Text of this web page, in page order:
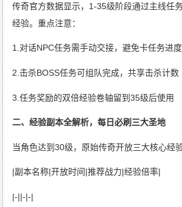
传奇官方数据显示，1-35级阶段通过主线任
经验。重点注意：
1.对话NPC任务需手动交接，避免卡任务进度
2.击杀BOSS任务可组队完成，共享击杀计数
3.任务奖励的双倍经验卷轴留到35级后使用
二、经验副本全解析，每日必刷三大圣地
当角色达到30级，原始传奇开放三大核心经验
|副本名称|开放时间|推荐战力|经验倍率|
|-||-|-|